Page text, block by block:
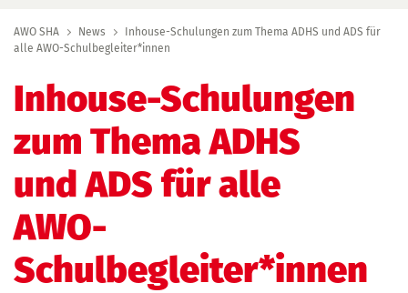
AWO SHA News
Inhouse-Schulungen zum Thema ADHS und ADS für
alle AWO-Schulbegleiter*innen
Inhouse-Schulungen
zum Thema ADHS
und ADS für alle
AWO-
Schulbegleiter*innen